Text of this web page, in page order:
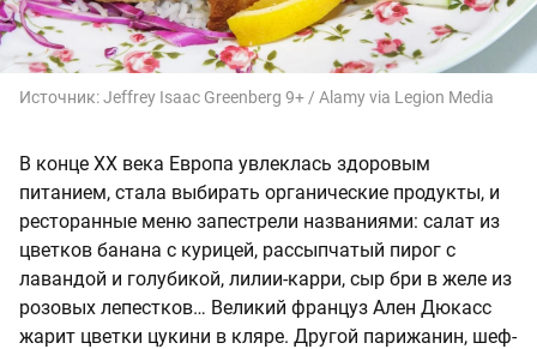
Источник:Jeffrey Isaac Greenberg 9+ / Alamy via Legion Media
В конце ХХ века Европа увлеклась здоровым
питанием, стала выбирать органические продукты, и
ресторанные меню запестрели названиями: салат из
цветков банана с курицей, рассыпчатый пирог с
лавандой и голубикой, лилии-карри, сыр бри в желе из
розовых лепестков… Великий француз Ален Дюкасс
жарит цветки цукини в кляре. Другой парижанин, шеф-